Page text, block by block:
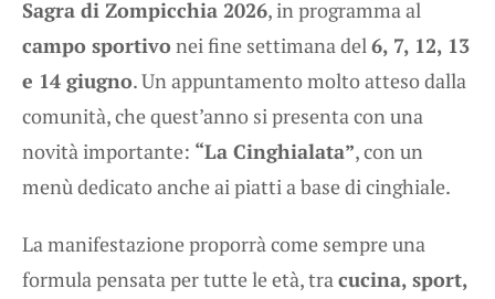
Sagra di Zompicchia 2026, in programma al
campo sportivo nei fine settimana del6, 7, 12, 13
e 14 giugno. Un appuntamento molto atteso dalla
comunità, che quest’anno si presenta con una
novità importante: “La Cinghialata”, con un
menù dedicato anche ai piatti a base di cinghiale.
La manifestazione proporrà come sempre una
formula pensata per tutte le età, tracucina, sport,